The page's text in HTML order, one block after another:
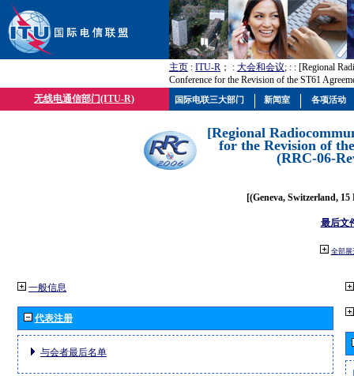
主页 : ITU-R ； : 大会和会议; : : [Regional
Conference for the Revision of the ST61
无线电通信部门(ITU-R)
[Regional
for the Revision of
(RRC-06-
[(Geneva, Switzerland, 15
最后文
全部展
一般信息
代表注册
与会者最后名单
国际电联三大部门 新闻室 各项活动